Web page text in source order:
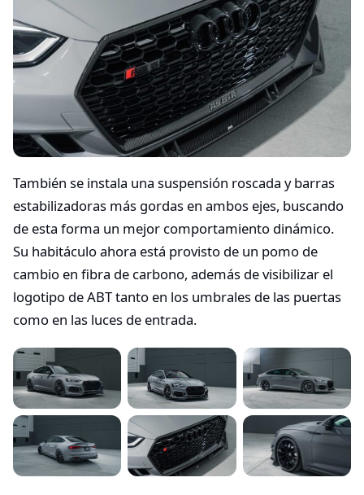
También se instala una suspensión roscada y barras
estabilizadoras más gordas en ambos ejes, buscando
de esta forma un mejor comportamiento dinámico.
Su habitáculo ahora está provisto de un pomo de
cambio en fibra de carbono, además de visibilizar el
logotipo de ABT tanto en los umbrales de las puertas
como en las luces de entrada.